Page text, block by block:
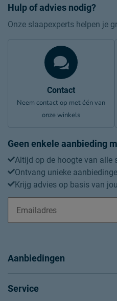
Hulp of advies nodig?
Onze slaapexperts helpen je
Contact
Neem contact op met één van
onze winkels
Geen enkele aanbieding
Altijd op de hoogte van alle
Ontvang unieke
Krijg advies op basis van
Aanbiedingen
Service